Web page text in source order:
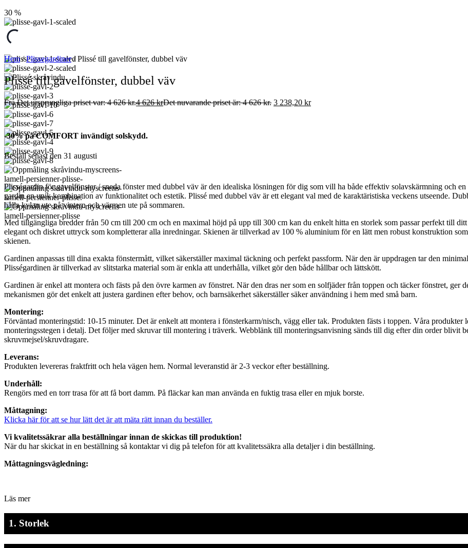
30 %
Hem/Plissegardiner/ Plissé till gavelfönster, dubbel väv
Plissé till gavelfönster, dubbel väv
Fra Det ursprungliga priset var: 4 626 kr.4 626krDet nuvarande priset är: 4 626 kr. 3 238,20 kr
-30% på COMFORT invändigt solskydd.
Beställ senast den 31 augusti
Plisségardin för gavelfönster / sneda fönster med dubbel väv är den idealiska lösningen för dig som vill ha både effektiv solavskärmning och
gardin en unik kombination av funktionalitet och estetik. Plissé med dubbel väv är ett elegant val med de karaktäristiska veckens utseende.
hålla kylan ute på vintern och värmen ute på sommaren.
Med tillgängliga bredder från 50 cm till 200 cm och en maximal höjd på upp till 300 cm kan du enkelt hitta en storlek som passar perfekt till
elegant och diskret uttryck som kompletterar alla inredningar. Skienen är tillverkad av 100 % aluminium för en lätt men robust konstruktion
skienen.
Gardinen anpassas till dina exakta fönstermått, vilket säkerställer maximal täckning och perfekt passform. När den är uppdragen tar den
Plisségardinen är tillverkad av slitstarka material som är enkla att underhålla, vilket gör den både hållbar och lättskött.
Gardinen är enkel att montera och fästs på den övre karmen av fönstret. När den dras ner som en solfjäder från toppen och täcker fönstret,
mekanismen gör det enkelt att justera gardinen efter behov, och barnsäkerhet säkerställer säker användning i hem med små barn.
Montering:
Förväntad monteringstid: 10-15 minuter. Det är enkelt att montera i fönsterkarm/nisch, vägg eller tak. Produkten fästs i toppen. Våra produkter
monteringsstegen i detalj. Det följer med skruvar till montering i träverk. Webblänk till monteringsanvisning sänds till dig efter din order blivit
skruvmejsel/skruvdragare.
Leverans:
Produkten levereras fraktfritt och hela vägen hem. Normal leveranstid är 2-3 veckor efter beställning.
Underhåll:
Rengörs med en torr trasa för att få bort damm. På fläckar kan man använda en fuktig trasa eller en mjuk borste.
Måttagning:
Klicka här för att se hur lätt det är att mäta rätt innan du beställer.
Vi kvalitetssäkrar alla beställningar innan de skickas till produktion!
När du har skickat in en beställning så kontaktar vi dig på telefon för att kvalitetssäkra alla detaljer i din beställning.
Måttagningsvägledning:
Läs mer
1. Storlek